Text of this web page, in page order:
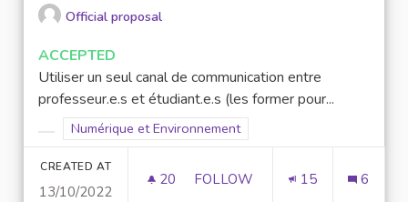
Official proposal
ACCEPTED
Utiliser un seul canal de communication entre
professeur.e.s et étudiant.e.s (les former pour...
Filter results for category:
Filter results for scope: Numérique et Environnement
Numérique et Environnement
CREATED AT
13/10/2022
20 20 FOLLOWERS
FOLLOW 15 6